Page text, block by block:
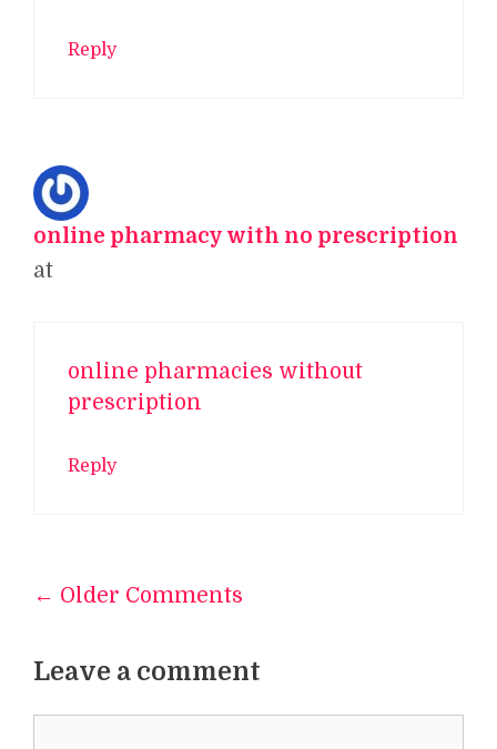
Reply
online pharmacy with no prescription
at
online pharmacies without
prescription
Reply
Comment
← Older Comments
Leave a comment